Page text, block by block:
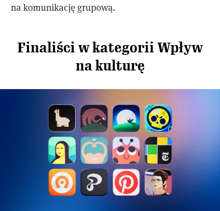
na komunikację grupową.
Finaliści w kategorii Wpływ
na kulturę